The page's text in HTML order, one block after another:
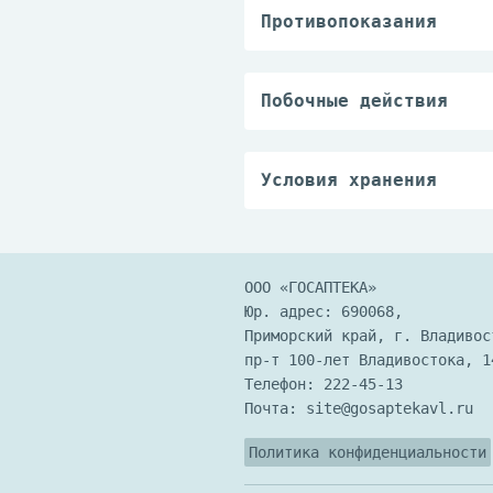
— профилактика и
внешних факторов
— уход за молочными
Противопоказания
Побочные действия
Условия хранения
ООО «ГОСАПТЕКА»
Юр. адрес: 690068,
Приморский край, г.
пр-т 100-лет Владивостока,
Телефон: 222-45-13
Почта: site@gosaptekavl.ru
Политика конфиденциальности